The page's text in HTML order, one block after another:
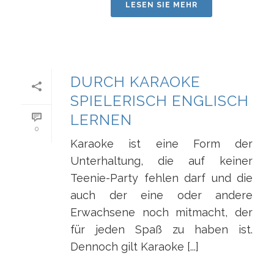
LESEN SIE MEHR
0
DURCH KARAOKE
SPIELERISCH ENGLISCH
LERNEN
Karaoke ist eine Form der
Unterhaltung, die auf keiner
Teenie-Party fehlen darf und die
auch der eine oder andere
Erwachsene noch mitmacht, der
für jeden Spaß zu haben ist.
Dennoch gilt Karaoke [...]